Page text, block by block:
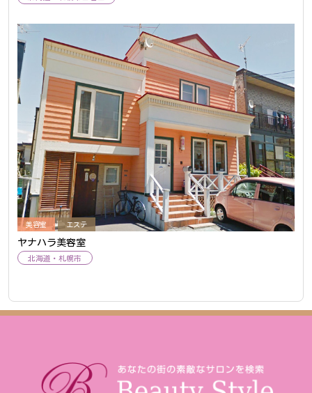
美容室 エステ
ヤナハラ美容室
北海道 札幌市